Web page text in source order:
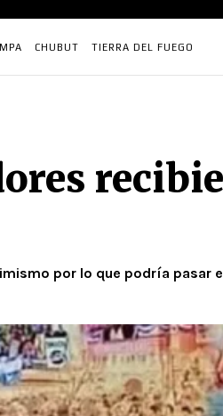
CHUBUT TIERRA DEL FUEGO
por lo que podría pasar